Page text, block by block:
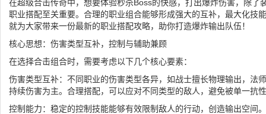
在超级合击传奇中，想要体验秒杀Boss的快感，打出爆炸伤害，除了
职业搭配至关重要。合理的职业组合能够形成强大的互补，最大化技
就为大家带来一份最新的职业搭配攻略，助你打造爆炸输出队伍！
核心思想：伤害类型互补，控制与辅助兼顾
在选择合击组合时，需要考虑以下几个核心要素：
伤害类型互补：不同职业的伤害类型各异，如战士擅长物理输出，法
持续伤害为主。合理搭配，可以应对不同类型的敌人，避免被单一抗
控制能力：稳定的控制技能能够有效限制敌人的行动，创造输出空间